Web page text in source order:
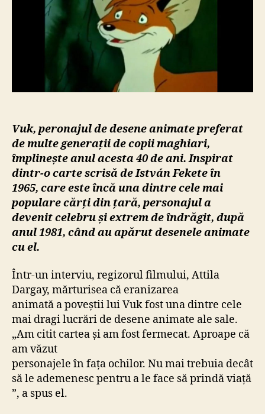
de
desene
animate,
puiul
împlinește
40
de
ani
Vuk, peronajul de desene animate preferat
de multe generații de copii maghiari,
împlinește anul acesta 40 de ani. Inspirat
dintr-o carte scrisă deIstván Fekete în
1965, care este încă una dintre cele mai
populare cărți din țară, personajul a
devenit celebru și extrem de îndrăgit, după
anul 1981, când au apărut desenele animate
cu el.
Într-un interviu, regizorul filmului, Attila
Dargay, mărturisea că eranizarea
animată a poveștii lui Vuk fost una dintre cele
mai dragi lucrări de desene animate ale sale.
„Am citit cartea și am fost fermecat. Aproape că
am văzut
personajele în fața ochilor. Nu mai trebuia decât
să le ademenesc pentru a le face să prindă viață
”, a spus el.